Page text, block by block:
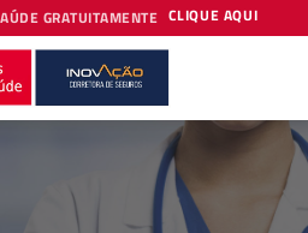
GRATUITAMENTE CLIQUE AQUI